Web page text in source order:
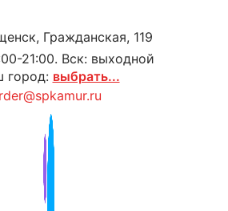
Гражданская, 119
21:00. Вск: выходной
город: выбрать...